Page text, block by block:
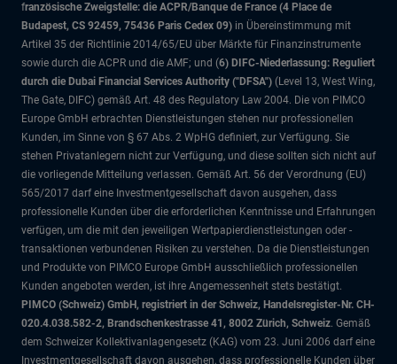
französische Zweigstelle: die ACPR/Banque de France (4 Place de
Budapest, CS 92459, 75436 Paris Cedex 09) in Übereinstimmung mit
Artikel 35 der Richtlinie 2014/65/EU über Märkte für Finanzinstrumente
sowie durch die ACPR und die AMF; und (6) DIFC-Niederlassung: Reguliert
durch die Dubai Financial Services Authority ("DFSA") (Level 13, West Wing,
The Gate, DIFC) gemäß Art. 48 des Regulatory Law 2004. Die von PIMCO
Europe GmbH erbrachten Dienstleistungen stehen nur professionellen
Kunden, im Sinne von § 67 Abs. 2 WpHG definiert, zur Verfügung. Sie
stehen Privatanlegern nicht zur Verfügung, und diese sollten sich nicht auf
die vorliegende Mitteilung verlassen. Gemäß Art. 56 der Verordnung (EU)
565/2017 darf eine Investmentgesellschaft davon ausgehen, dass
professionelle Kunden über die erforderlichen Kenntnisse und Erfahrungen
verfügen, um die mit den jeweiligen Wertpapierdienstleistungen oder -
transaktionen verbundenen Risiken zu verstehen. Da die Dienstleistungen
und Produkte von PIMCO Europe GmbH ausschließlich professionellen
Kunden angeboten werden, ist ihre Angemessenheit stets bestätigt.
PIMCO (Schweiz) GmbH, registriert in der Schweiz, Handelsregister-Nr. CH-
020.4.038.582-2, Brandschenkestrasse 41, 8002 Zürich, Schweiz. Gemäß
dem Schweizer Kollektivanlagengesetz (KAG) vom 23. Juni 2006 darf eine
Investmentgesellschaft davon ausgehen, dass professionelle Kunden über